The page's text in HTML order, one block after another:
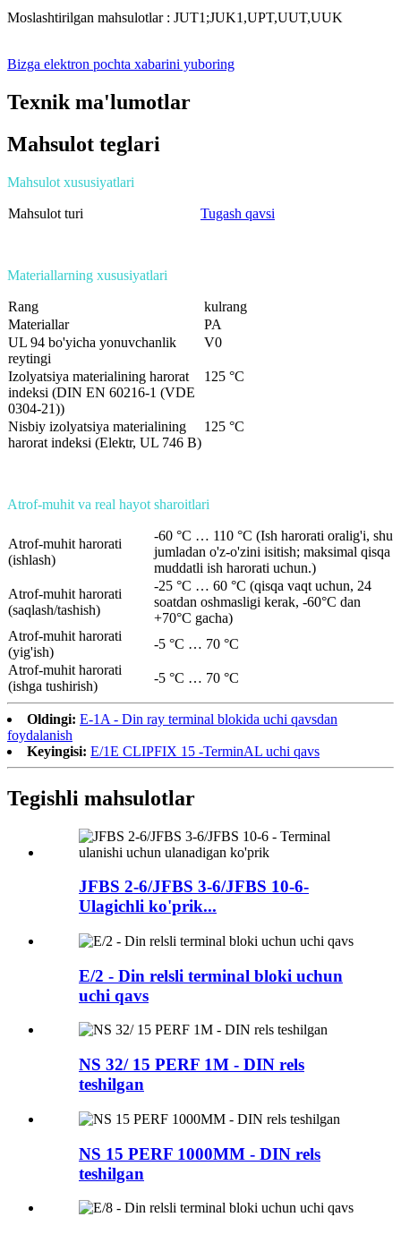
Moslashtirilgan mahsulotlar : JUT1;JUK1 ,UPT,UUT,UUK
Bizga elektron pochta xabarini yuboring
Texnik ma'lumotlar
Mahsulot teglari
Mahsulot xususiyatlari
Mahsulot turi Tugash qavsi
Materiallarning xususiyatlari
Rang
kulrang
Materiallar
PA
UL 94 bo'yicha yonuvchanlik
reytingi
V0
Izolyatsiya materialining harorat
indeksi (DIN EN 60216-1 (VDE
0304-21))
125 °C
Nisbiy izolyatsiya materialining
harorat indeksi (Elektr, UL 746 B)
125 °C
Atrof-muhit va real hayot sharoitlari
Atrof-muhit harorati
(ishlash)
-60 °C … 110 °C (Ish harorati oralig'i, shu
jumladan o'z-o'zini isitish; maksimal qisqa
muddatli ish harorati uchun.)
Atrof-muhit harorati
(saqlash/tashish)
-25 °C … 60 °C (qisqa vaqt uchun, 24
soatdan oshmasligi kerak, -60°C dan
+70°C gacha)
Atrof-muhit harorati
(yig'ish)
-5 °C … 70 °C
Atrof-muhit harorati
(ishga tushirish)
-5 °C … 70 °C
Oldingi: E-1A - Din ray terminal blokida uchi qavsdan
foydalanish
Keyingisi: E/1E CLIPFIX 15 -TerminAL uchi qavs
Tegishli mahsulotlar
JFBS 2-6/JFBS 3-6/JFBS 10-6-
Ulagichli ko'prik...
E/2 - Din relsli terminal bloki uchun
uchi qavs
NS 32/ 15 PERF 1M - DIN rels
teshilgan
NS 15 PERF 1000MM - DIN rels
teshilgan